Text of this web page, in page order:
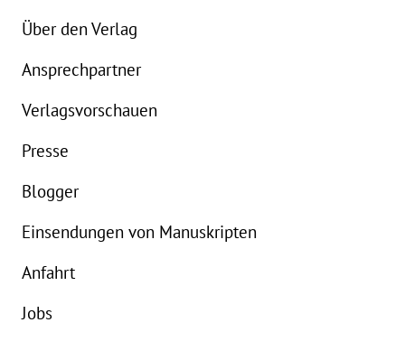
Über den Verlag
Ansprechpartner
Verlagsvorschauen
Presse
Blogger
Einsendungen von Manuskripten
Anfahrt
Jobs